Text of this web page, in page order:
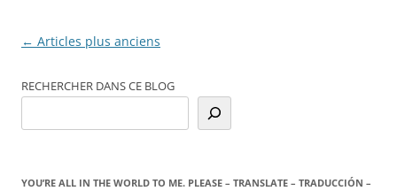
Navigation
articles
← Articles plus anciens
RECHERCHER DANS CE BLOG
YOU’RE ALL IN THE WORLD TO ME. PLEASE – TRANSLATE – TRADUCCIÓN –